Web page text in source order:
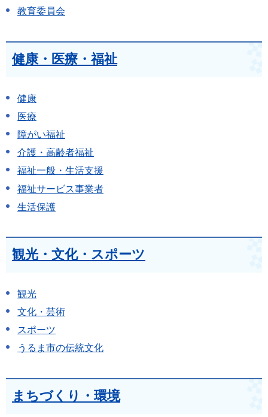
教育委員会
健康・医療・福祉
健康
医療
障がい福祉
介護・高齢者福祉
福祉一般・生活支援
福祉サービス事業者
生活保護
観光・文化・スポーツ
観光
文化・芸術
スポーツ
うるま市の伝統文化
まちづくり・環境